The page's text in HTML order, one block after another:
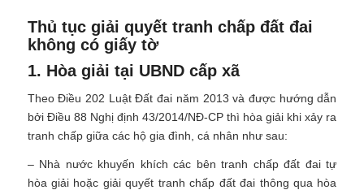
Thủ tục giải quyết tranh chấp đất đai
không có giấy tờ
1. Hòa giải tại UBND cấp xã
Theo Điều 202 Luật Đất đai năm 2013 và được hướng dẫn
bởi Điều 88 Nghị định 43/2014/NĐ-CP thì hòa giải khi xảy ra
tranh chấp giữa các hộ gia đình, cá nhân như sau:
– Nhà nước khuyến khích các bên tranh chấp đất đai tự
hòa giải hoặc giải quyết tranh chấp đất đai thông qua hòa